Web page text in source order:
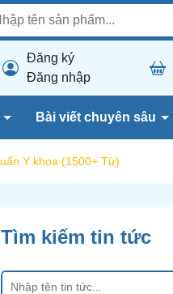
Đăng ký
Đăng nhập
Bài viết chuyên sâu
Y khoa (1500+ Từ)
Tìm kiếm tin tức